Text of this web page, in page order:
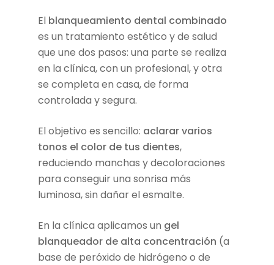
El blanqueamiento dental combinado
es un tratamiento estético y de salud
que une dos pasos: una parte se realiza
en la clínica, con un profesional, y otra
se completa en casa, de forma
controlada y segura.
El objetivo es sencillo: aclarar varios
tonos el color de tus dientes,
reduciendo manchas y decoloraciones
para conseguir una sonrisa más
luminosa, sin dañar el esmalte.
En la clínica aplicamos un gel
blanqueador de alta concentración (a
base de peróxido de hidrógeno o de